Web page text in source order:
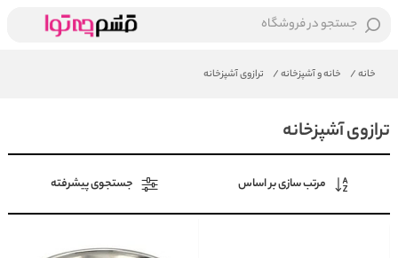
جستجو در فروشگاه
خانه/ خانه و آشپزخانه/ ترازوی آشپزخانه
ترازوی آشپزخانه
مرتب سازی بر اساس جستجوی پیشرفته